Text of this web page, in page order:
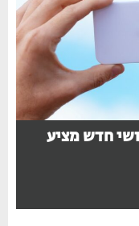
חדש מציע